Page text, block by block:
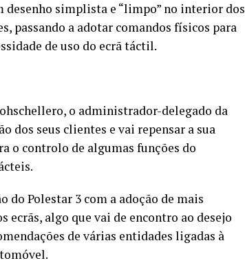
simplista e “limpo” no interior dos
passando a adotar comandos físicos para
de uso do ecrã táctil.
o administrador-delegado da
dos seus clientes e vai repensar a sua
o controlo de algumas funções do
do Polestar 3 com a adoção de mais
ecrãs, algo que vai de encontro ao desejo
de várias entidades ligadas à